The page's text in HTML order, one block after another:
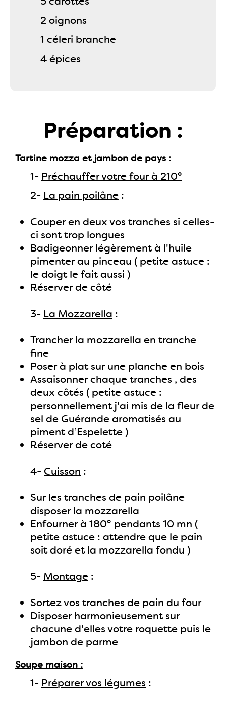
2 oignons
1 céleri branche
4 épices
Préparation :
Tartine mozza et jambon de pays
1- Préchauffer votre four à 210°
2- La pain poilâne :
Couper en deux vos tranches si celles-
ci sont trop longues
Badigeonner légèrement à l'huile
pimenter au pinceau ( petite astuce :
le doigt le fait aussi )
Réserver de côté
3- La Mozzarella :
Trancher la mozzarella en tranche
fine
Poser à plat sur une planche en bois
Assaisonner chaque tranches , des
deux côtés ( petite astuce :
personnellement j'ai mis de la fleur de
sel de Guérande aromatisés au
piment d’Espelette )
Réserver de coté
4- Cuisson :
Sur les tranches de pain poilâne
disposer la mozzarella
Enfourner à 180° pendants 10 mn (
petite astuce : attendre que le pain
soit doré et la mozzarella fondu )
5- Montage :
Sortez vos tranches de pain du four
Disposer harmonieusement sur
chacune d'elles votre roquette puis le
jambon de parme
Soupe maison
1- Préparer vos légumes :